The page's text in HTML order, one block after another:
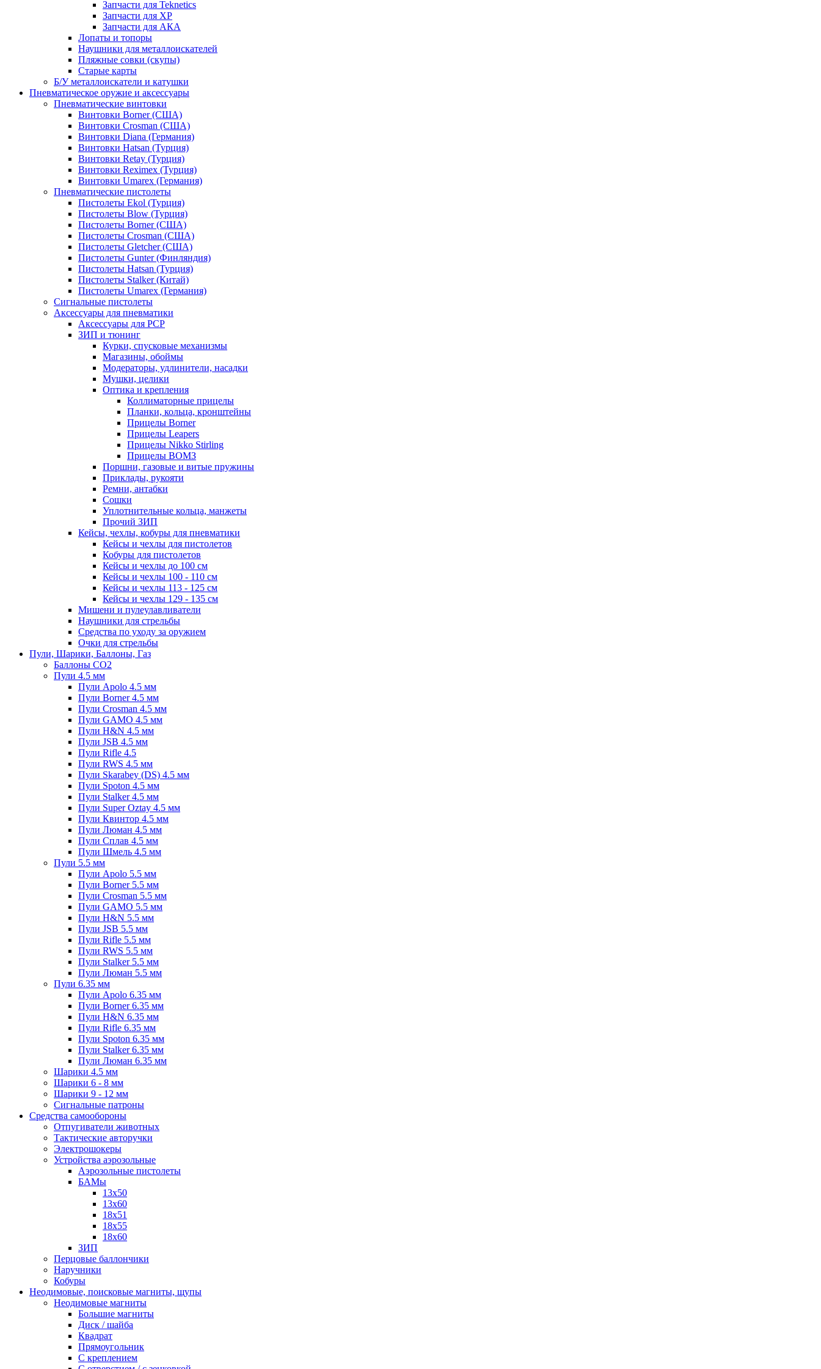
Запчасти для Teknetics
Запчасти для XP
Запчасти для АКА
Лопаты и топоры
Наушники для металлоискателей
Пляжные совки (скупы)
Старые карты
Б/У металлоискатели и катушки
Пневматическое оружие и аксессуары
Пневматические винтовки
Винтовки Borner (США)
Винтовки Crosman (США)
Винтовки Diana (Германия)
Винтовки Hatsan (Турция)
Винтовки Retay (Турция)
Винтовки Reximex (Турция)
Винтовки Umarex (Германия)
Пневматические пистолеты
Пистолеты Ekol (Турция)
Пистолеты Blow (Турция)
Пистолеты Borner (США)
Пистолеты Crosman (США)
Пистолеты Gletcher (США)
Пистолеты Gunter (Финляндия)
Пистолеты Hatsan (Турция)
Пистолеты Stalker (Китай)
Пистолеты Umarex (Германия)
Сигнальные пистолеты
Аксессуары для пневматики
Аксессуары для PCP
ЗИП и тюнинг
Курки, спусковые механизмы
Магазины, обоймы
Модераторы, удлинители, насадки
Мушки, целики
Оптика и крепления
Коллиматорные прицелы
Планки, кольца, кронштейны
Прицелы Borner
Прицелы Leapers
Прицелы Nikko Stirling
Прицелы ВОМЗ
Поршни, газовые и витые пружины
Приклады, рукояти
Ремни, антабки
Сошки
Уплотнительные кольца, манжеты
Прочий ЗИП
Кейсы, чехлы, кобуры для пневматики
Кейсы и чехлы для пистолетов
Кобуры для пистолетов
Кейсы и чехлы до 100 см
Кейсы и чехлы 100 - 110 см
Кейсы и чехлы 113 - 125 см
Кейсы и чехлы 129 - 135 см
Мишени и пулеулавливатели
Наушники для стрельбы
Средства по уходу за оружием
Очки для стрельбы
Пули, Шарики, Баллоны, Газ
Баллоны CO2
Пули 4.5 мм
Пули Apolo 4.5 мм
Пули Borner 4.5 мм
Пули Crosman 4.5 мм
Пули GAMO 4.5 мм
Пули H&N 4.5 мм
Пули JSB 4.5 мм
Пули Rifle 4.5
Пули RWS 4.5 мм
Пули Skarabey (DS) 4.5 мм
Пули Spoton 4.5 мм
Пули Stalker 4.5 мм
Пули Super Oztay 4.5 мм
Пули Квинтор 4.5 мм
Пули Люман 4.5 мм
Пули Сплав 4.5 мм
Пули Шмель 4.5 мм
Пули 5.5 мм
Пули Apolo 5.5 мм
Пули Borner 5.5 мм
Пули Crosman 5.5 мм
Пули GAMO 5.5 мм
Пули H&N 5.5 мм
Пули JSB 5.5 мм
Пули Rifle 5.5 мм
Пули RWS 5.5 мм
Пули Stalker 5.5 мм
Пули Люман 5.5 мм
Пули 6.35 мм
Пули Apolo 6.35 мм
Пули Borner 6.35 мм
Пули H&N 6.35 мм
Пули Rifle 6.35 мм
Пули Spoton 6.35 мм
Пули Stalker 6.35 мм
Пули Люман 6.35 мм
Шарики 4.5 мм
Шарики 6 - 8 мм
Шарики 9 - 12 мм
Сигнальные патроны
Средства самообороны
Отпугиватели животных
Тактические авторучки
Электрошокеры
Устройства аэрозольные
Аэрозольные пистолеты
БАМы
13х50
13х60
18х51
18х55
18х60
ЗИП
Перцовые баллончики
Наручники
Кобуры
Неодимовые, поисковые магниты, щупы
Неодимовые магниты
Большие магниты
Диск / шайба
Квадрат
Прямоугольник
С креплением